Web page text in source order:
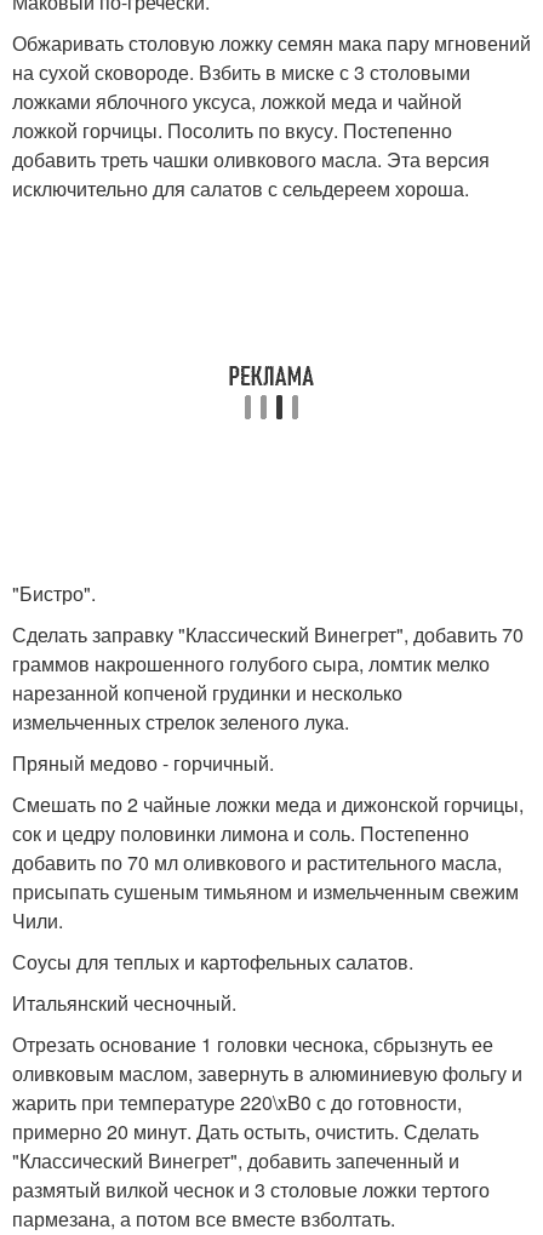
Обжаривать столовую ложку семян мака пару мгновений
на сухой сковороде. Взбить в миске с 3 столовыми
ложками яблочного уксуса, ложкой меда и чайной
ложкой горчицы. Посолить по вкусу. Постепенно
добавить треть чашки оливкового масла. Эта версия
исключительно для салатов с сельдереем хороша.
"Бистро".
Сделать заправку "Классический Винегрет", добавить 70
граммов накрошенного голубого сыра, ломтик мелко
нарезанной копченой грудинки и несколько
измельченных стрелок зеленого лука.
Пряный медово - горчичный.
Смешать по 2 чайные ложки меда и дижонской горчицы,
сок и цедру половинки лимона и соль. Постепенно
добавить по 70 мл оливкового и растительного масла,
присыпать сушеным тимьяном и измельченным свежим
Чили.
Соусы для теплых и картофельных салатов.
Итальянский чесночный.
Отрезать основание 1 головки чеснока, сбрызнуть ее
оливковым маслом, завернуть в алюминиевую фольгу и
жарить при температуре 220\xB0 с до готовности,
примерно 20 минут. Дать остыть, очистить. Сделать
"Классический Винегрет", добавить запеченный и
размятый вилкой чеснок и 3 столовые ложки тертого
пармезана, а потом все вместе взболтать.